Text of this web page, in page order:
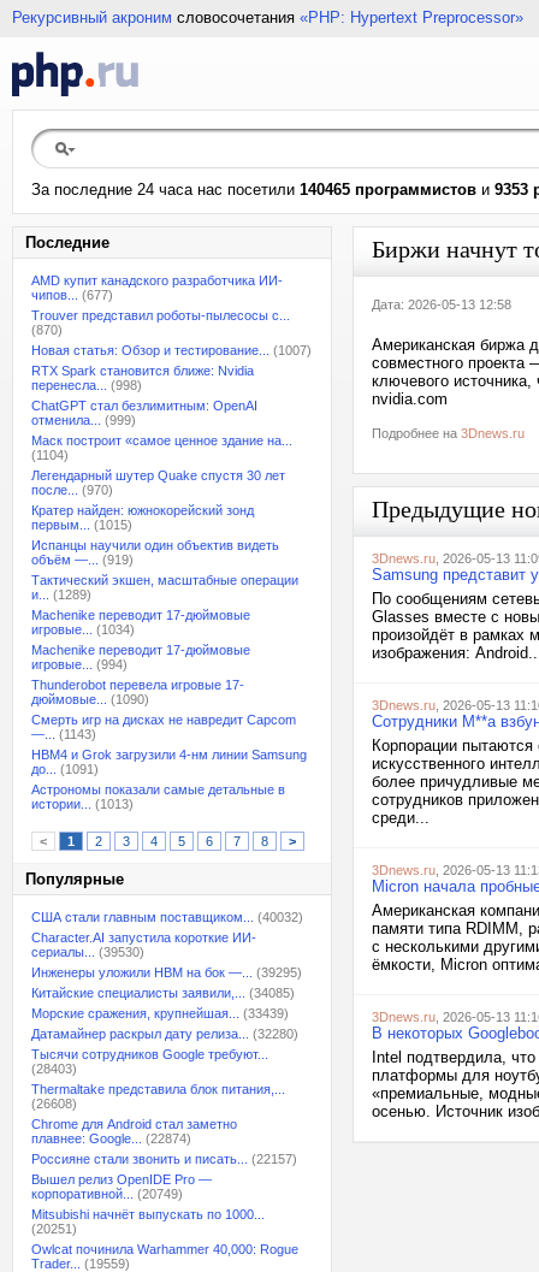
Рекурсивный акроним словосочетания «PHP: Hypertext Preprocessor»
За последние 24 часа нас посетили 140465 программистов и 9353
Последние
AMD купит канадского разработчика ИИ-
чипов...
(677)
Trouver представил роботы-пылесосы с...
(870)
Новая статья: Обзор и тестирование...
(1007)
RTX Spark становится ближе: Nvidia
перенесла...
(998)
ChatGPT стал безлимитным: OpenAI
отменила...
(999)
Маск построит «самое ценное здание на...
(1104)
Легендарный шутер Quake спустя 30 лет
после...
(970)
Кратер найден: южнокорейский зонд
первым...
(1015)
Испанцы научили один объектив видеть
объём —...
(919)
Тактический экшен, масштабные операции
и...
(1289)
Machenike переводит 17-дюймовые
игровые...
(1034)
Machenike переводит 17-дюймовые
игровые...
(994)
Thunderobot перевела игровые 17-
дюймовые...
(1090)
Смерть игр на дисках не навредит Capcom
—...
(1143)
HBM4 и Grok загрузили 4-нм линии Samsung
до...
(1091)
Астрономы показали самые детальные в
истории...
(1013)
< 1 2 3 4 5 6 7 8 >
Популярные
США стали главным поставщиком...
(40032)
Character.AI запустила короткие ИИ-
сериалы...
(39530)
Инженеры уложили HBM на бок —...
(39295)
Китайские специалисты заявили,...
(34085)
Морские сражения, крупнейшая...
(33439)
Датамайнер раскрыл дату релиза...
(32280)
Тысячи сотрудников Google требуют...
(28403)
Thermaltake представила блок питания,...
(26608)
Chrome для Android стал заметно
плавнее: Google...
(22874)
Россияне стали звонить и писать...
(22157)
Вышел релиз OpenIDE Pro —
корпоративной...
(20749)
Mitsubishi начнёт выпускать по 1000...
(20251)
Owlcat починила Warhammer 40,000: Rogue
Trader...
(19559)
Биржи начнут
Дата: 2026-05-13 12:58
Американская биржа
совместного
ключевого источника,
nvidia.com
Подробнее на 3Dnews.ru
Предыдущие
3Dnews.ru , 2026-05-13
Samsung представит
По сообщениям
Glasses вместе с
произойдёт в рамках
изображения:
3Dnews.ru , 2026-05-13
Сотрудники M**a
Корпорации пытаются
искусственного
более причудливые
сотрудников
среди...
3Dnews.ru , 2026-05-13
Micron начала
Американская
памяти типа RDIMM,
с несколькими
ёмкости, Micron
3Dnews.ru , 2026-05-13
В некоторых
Intel подтвердила,
платформы для
«премиальные,
осенью. Источник